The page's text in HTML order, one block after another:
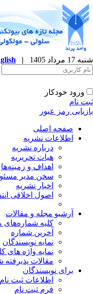
شنبه 17 مرداد 1405 |
ورود خودکار
ثبت نام
بازیابی رمز عبور
صفحه اصلی
اطلاعات نشریه
درباره نشریه
هیات تحریریه
اهداف و زمینه‌ها
سخن مدیر
اخبار نشریه
اصول اخلاقی
آرشیو مجله و مقالات
کلیه شماره‌های
آخرین شماره
نمایه نویسندگان
نمایه واژه های
مقالات
برای نویسندگان
اطلاعات ثبت نام
فرم ثبت نام